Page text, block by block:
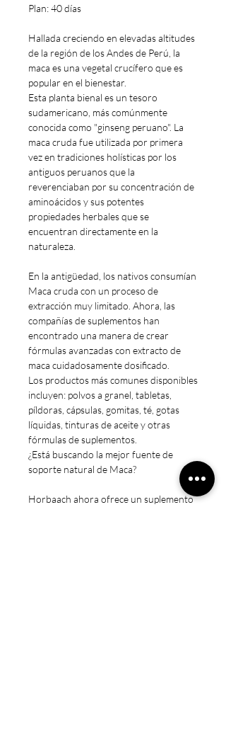
Plan: 40 días
Hallada creciendo en elevadas altitudes
de la región de los Andes de Perú, la
maca es una vegetal crucífero que es
popular en el bienestar.
Esta planta bienal es un tesoro
sudamericano, más comúnmente
conocida como "ginseng peruano". La
maca cruda fue utilizada por primera
vez en tradiciones holísticas por los
antiguos peruanos que la
reverenciaban por su concentración de
aminoácidos y sus potentes
propiedades herbales que se
encuentran directamente en la
naturaleza.
En la antigüedad, los nativos consumían
Maca cruda con un proceso de
extracción muy limitado. Ahora, las
compañías de suplementos han
encontrado una manera de crear
fórmulas avanzadas con extracto de
maca cuidadosamente dosificado.
Los productos más comunes disponibles
incluyen: polvos a granel, tabletas,
píldoras, cápsulas, gomitas, té, gotas
líquidas, tinturas de aceite y otras
fórmulas de suplementos.
¿Está buscando la mejor fuente de
soporte natural de Maca?
Horbaach ahora ofrece un suplemento